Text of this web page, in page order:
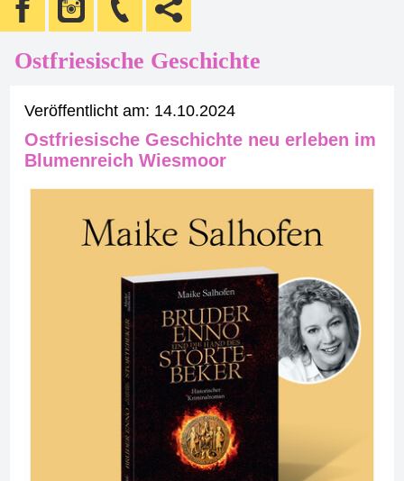
Ostfriesische Geschichte
Veröffentlicht am: 14.10.2024
Ostfriesische Geschichte neu erleben im
Blumenreich Wiesmoor